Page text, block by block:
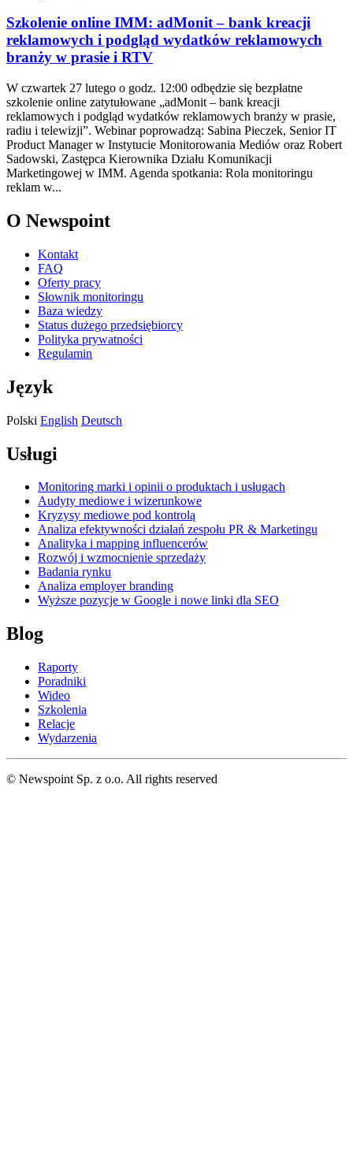
Szkolenie online IMM: adMonit – bank kreacji
reklamowych i podgląd wydatków reklamowych
branży w prasie i RTV
W czwartek 27 lutego o godz. 12:00 odbędzie się bezpłatne
szkolenie online zatytułowane „adMonit – bank kreacji
reklamowych i podgląd wydatków reklamowych branży w prasie,
radiu i telewizji”. Webinar poprowadzą: Sabina Pieczek, Senior IT
Product Manager w Instytucie Monitorowania Mediów oraz Robert
Sadowski, Zastępca Kierownika Działu Komunikacji
Marketingowej w IMM. Agenda spotkania: Rola monitoringu
reklam w...
O Newspoint
Kontakt
FAQ
Oferty pracy
Słownik monitoringu
Baza wiedzy
Status dużego przedsiębiorcy
Polityka prywatności
Regulamin
Język
Polski English Deutsch
Usługi
Monitoring marki i opinii o produktach i usługach
Audyty mediowe i wizerunkowe
Kryzysy mediowe pod kontrolą
Analiza efektywności działań zespołu PR & Marketingu
Analityka i mapping influencerów
Rozwój i wzmocnienie sprzedaży
Badania rynku
Analiza employer branding
Wyższe pozycje w Google i nowe linki dla SEO
Blog
Raporty
Poradniki
Wideo
Szkolenia
Relacje
Wydarzenia
© Newspoint Sp. z o.o. All rights reserved